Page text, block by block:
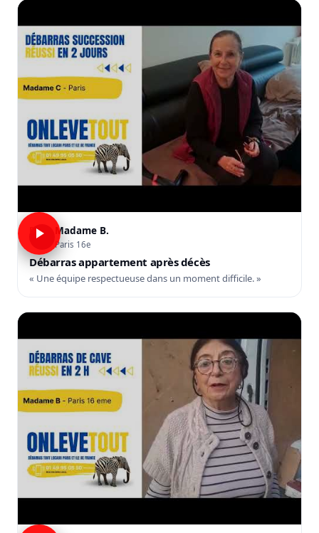
Madame B.
Paris 16e
Débarras appartement après décès
« Une équipe respectueuse dans un moment difficile. »